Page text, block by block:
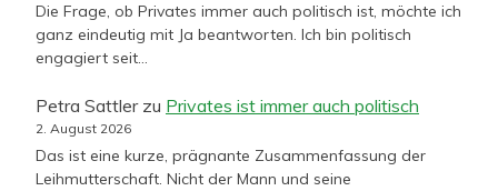
Die Frage, ob Privates immer auch politisch ist, möchte ich
ganz eindeutig mit Ja beantworten. Ich bin politisch
engagiert seit…
Petra Sattlerzu Privates ist immer auch politisch
2. August 2026
Das ist eine kurze, prägnante Zusammenfassung der
Leihmutterschaft. Nicht der Mann und seine